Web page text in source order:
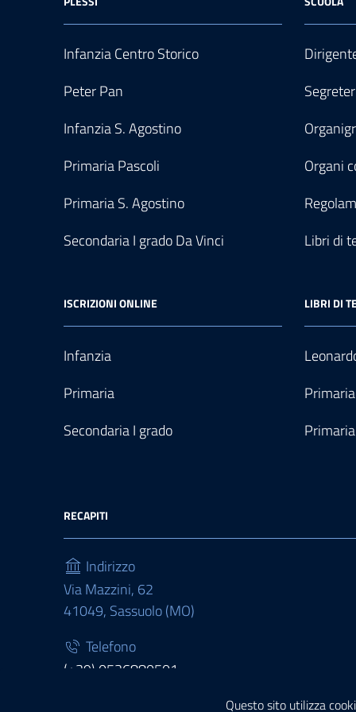
Questo sito utilizza
Infanzia Centro Storico
Peter Pan
Infanzia S. Agostino
Primaria Pascoli
Primaria S. Agostino
Secondaria I grado Da Vinci
Organi
Libri di
ISCRIZIONI ONLINE
Infanzia
Primaria
Secondaria I grado
LIBRI DI
RECAPITI
Indirizzo
Via Mazzini, 62
41049, Sassuolo (MO)
Telefono
(+39) 0536880501